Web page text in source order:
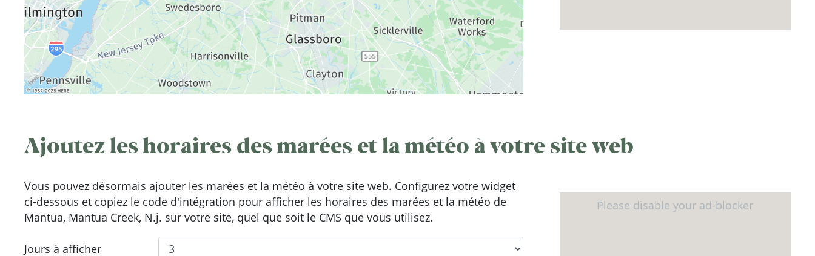
Ajoutez les horaires des marées et la météo à votre site web
Vous pouvez désormais ajouter les marées et la météo à votre site web. Configurez votre widget
ci-dessous et copiez le code d'intégration pour afficher les horaires des marées et la météo de
Mantua, Mantua Creek, N.j. sur votre site, quel que soit le CMS que vous utilisez.
Jours à afficher